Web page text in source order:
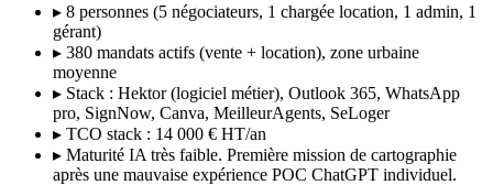
▸ 8 personnes (5 négociateurs, 1 chargée location, 1 admin, 1
gérant)
▸ 380 mandats actifs (vente + location), zone urbaine
moyenne
▸ Stack : Hektor (logiciel métier), Outlook 365, WhatsApp
pro, SignNow, Canva, MeilleurAgents, SeLoger
▸ TCO stack : 14 000 € HT/an
▸ Maturité IA très faible. Première mission de cartographie
après une mauvaise expérience POC ChatGPT individuel.